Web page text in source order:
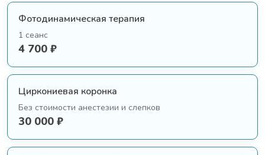
Фотодинамическая терапия
1 сеанс
4 700 ₽
Циркониевая коронка
Без стоимости анестезии и слепков
30 000 ₽